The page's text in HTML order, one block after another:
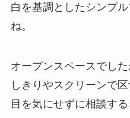
白を基調としたシンプ
ね。
オープンスペースでし
しきりやスクリーンで
目を気にせずに相談する